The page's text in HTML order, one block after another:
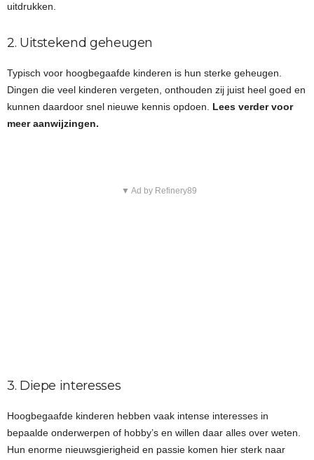
uitdrukken.
2. Uitstekend geheugen
Typisch voor hoogbegaafde kinderen is hun sterke geheugen.
Dingen die veel kinderen vergeten, onthouden zij juist heel goed en
kunnen daardoor snel nieuwe kennis opdoen. Lees verder voor
meer aanwijzingen.
▼ Ad by Refinery89
3. Diepe interesses
Hoogbegaafde kinderen hebben vaak intense interesses in
bepaalde onderwerpen of hobby’s en willen daar alles over weten.
Hun enorme nieuwsgierigheid en passie komen hier sterk naar